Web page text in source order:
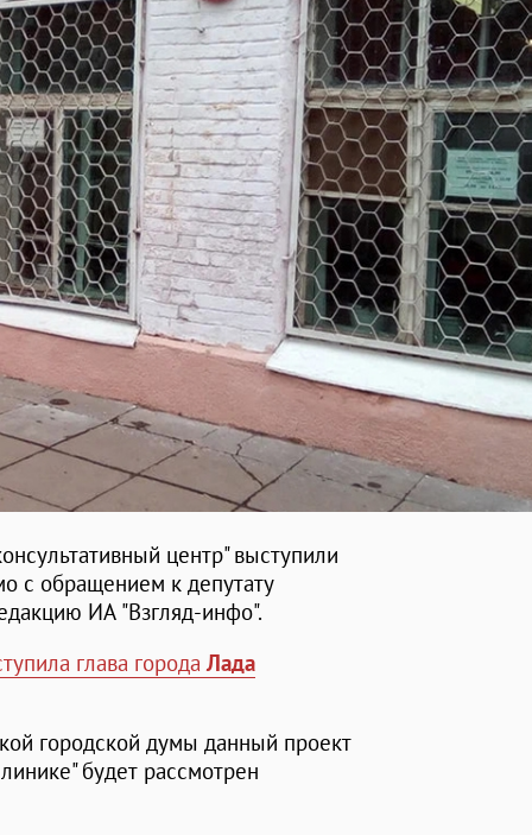
центр" выступили
с обращением к депутату
ИА "Взгляд-инфо".
глава городаЛада
городской думы данный проект
будет рассмотрен